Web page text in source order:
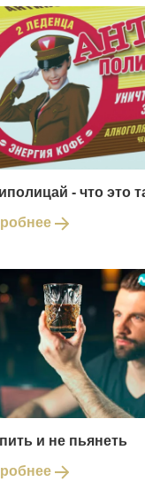
- что это
и не пьянеть